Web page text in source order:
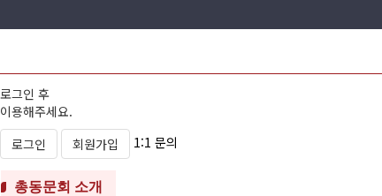
로그인 후
이용해주세요.
로그인
회원가입 1:1 문의
총동문회 소개